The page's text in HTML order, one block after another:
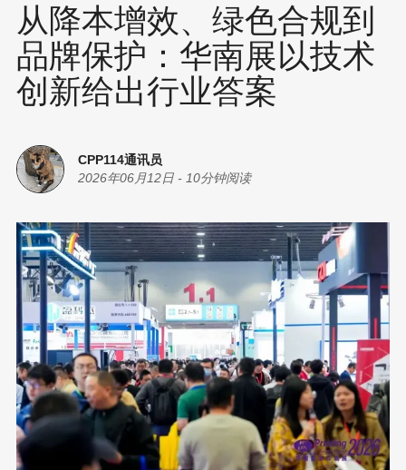
从降本增效、绿色合规到
品牌保护：华南展以技术
创新给出行业答案
CPP114通讯员
2026年06月12日 - 10分钟阅读